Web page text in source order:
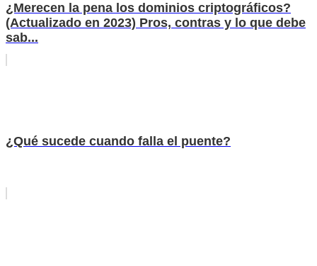
¿Merecen la pena los dominios criptográficos?
(Actualizado en 2023) Pros, contras y lo que debe
sab...
¿Qué sucede cuando falla el puente?